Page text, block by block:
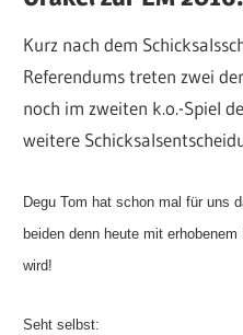
Kurz nach dem
Referendums treten zwei
noch im zweiten k.o.-Spiel
weitere
Degu Tom hat schon mal für uns
beiden denn heute mit
wird!
Seht selbst: